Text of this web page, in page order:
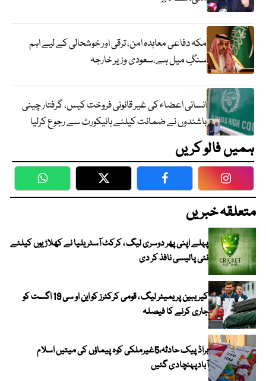
مکہ دفاعی معاہدہ امن، ترقی اور خوشحالی کے لیے اہم
سنگِ میل ہے،سعودی وزیر خارجہ
انسانی اعضاء کی غیر قانونی فروخت کیس، گرفتار چینی
باشندوں نے ضمانت کیلئے ہائیکورٹ سے رجوع کرلیا
ہمیں فالو کریں
WhatsApp Twitter Facebook
متعلقہ خبریں
پہلے اپنی پھر دوسری لیگ ، کرکٹ آسٹریلیا نے کھلاڑیوں کیلئے
نئی پالیسی نافذ کر دی
کیریبین پریمیئر لیگ ، قومی کرکٹرز کو این او سی 19 اگست کو
جاری کرنے کا فیصلہ
براڈ پیک حادثہ،5غیرملکی کوہ پیماؤں کی میتیں اسلام
آبادپہنچادی گئیں